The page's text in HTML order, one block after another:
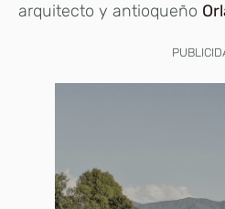
arquitecto y antioqueño